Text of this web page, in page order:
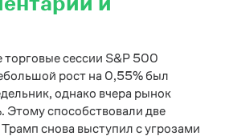
торговые сессии S&P 500
рост на 0,55% был
однако вчера рынок
Этому способствовали две
снова выступил с угрозами